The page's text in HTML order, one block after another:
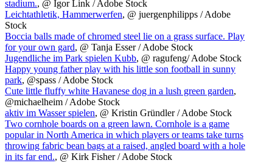
stadium., @ Igor Link / Adobe Stock
Leichtathletik, Hammerwerfen, @ juergenphilipps / Adobe
Stock
Boccia balls made of chromed steel lie on a grass surface. Play
for your own gard, @ Tanja Esser / Adobe Stock
Jugendliche im Park spielen Kubb, @ ragufeng/ Adobe Stock
Happy young father play with his little son football in sunny
park, @spass / Adobe Stock
Cute little fluffy white Havanese dog in a lush green garden,
@michaelheim / Adobe Stock
aktiv im Wasser spielen, @ Kristin Gründler / Adobe Stock
Two cornhole boards on a green lawn. Cornhole is a game
popular in North America in which players or teams take turns
throwing fabric bean bags at a raised, angled board with a hole
in its far end., @ Kirk Fisher / Adobe Stock